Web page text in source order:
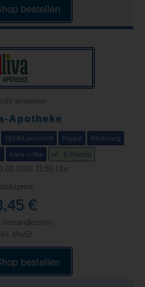
bestellen
einsehen
Apotheke
SEPA/Lastschrift Paypal Rechnung
trans-o-flex E-Rezept
11:55 Uhr
€
MwSt.
bestellen